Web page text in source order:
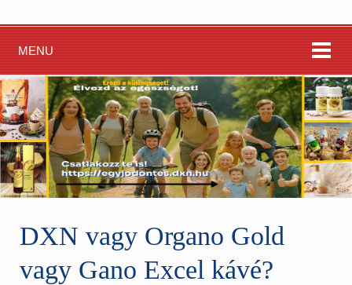
MENU
DXN vagy Organo Gold
vagy Gano Excel kávé?